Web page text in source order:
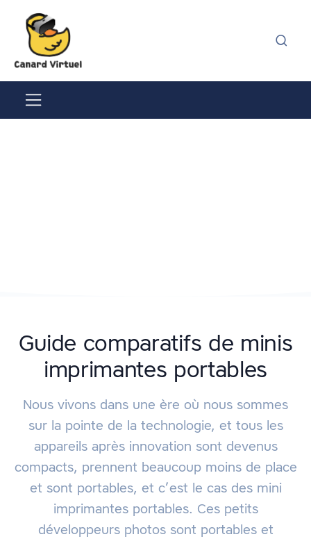
Guide comparatifs de minis
imprimantes portables
Nous vivons dans une ère où nous sommes
sur la pointe de la technologie, et tous les
appareils après innovation sont devenus
compacts, prennent beaucoup moins de place
et sont portables, et c’est le cas des mini
imprimantes portables. Ces petits
développeurs photos sont portables et